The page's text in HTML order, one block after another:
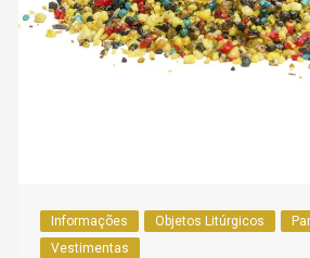
Informações Objetos Litúrgicos
Vestimentas